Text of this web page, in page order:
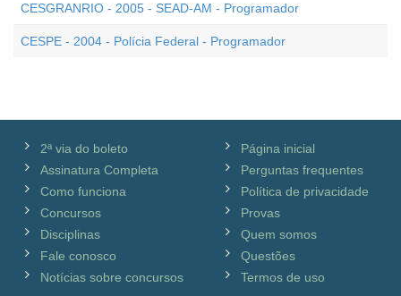
CESGRANRIO - 2005 - SEAD-AM - Programador
CESPE - 2004 - Polícia Federal - Programador
2ª via do boleto
Assinatura Completa
Como funciona
Concursos
Disciplinas
Fale conosco
Notícias sobre concursos
Página inicial
Perguntas frequentes
Política de privacidade
Provas
Quem somos
Questões
Termos de uso